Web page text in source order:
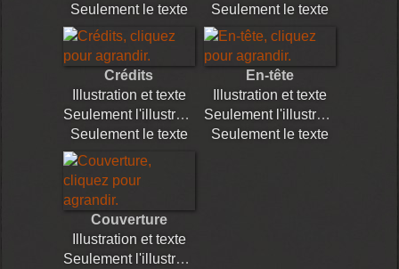
Seulement le texte
Seulement le texte
Crédits
Illustration et texte
Seulement l'illustration
Seulement le texte
En-tête
Illustration et texte
Seulement l'illustration
Seulement le texte
Couverture
Illustration et texte
Seulement l'illustration